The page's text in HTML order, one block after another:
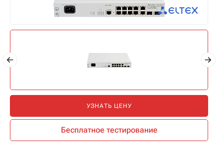
УЗНАТЬ ЦЕНУ
Бесплатное тестирование